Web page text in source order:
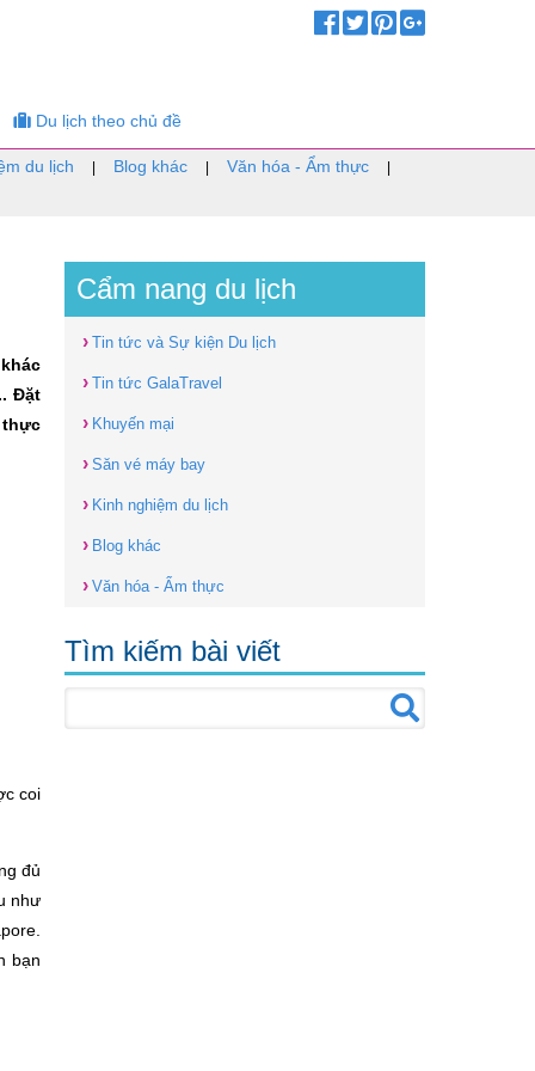
Du lịch theo chủ đề
du lịch Blog khác Văn hóa - Ẩm thực
Đặt
thực
coi
đủ
như
bạn
Cẩm nang du lịch
› Tin tức và Sự kiện Du lịch
› Tin tức GalaTravel
› Khuyến mại
› Săn vé máy bay
› Kinh nghiệm du lịch
› Blog khác
› Văn hóa - Ẩm thực
Tìm kiếm bài viết